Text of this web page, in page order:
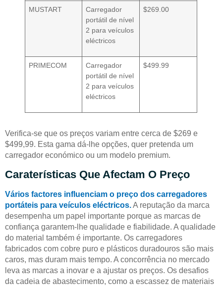
MUSTART
Carregador
portátil de nível
2 para veículos
eléctricos
$269.00
PRIMECOM
Carregador
portátil de nível
2 para veículos
eléctricos
$499.99
Verifica-se que os preços variam entre cerca de $269 e
$499,99. Esta gama dá-lhe opções, quer pretenda um
carregador económico ou um modelo premium.
Caraterísticas Que Afectam O Preço
Vários factores influenciam o preço dos carregadores
portáteis para veículos eléctricos.A reputação da marca
desempenha um papel importante porque as marcas de
confiança garantem-lhe qualidade e fiabilidade. A qualidade
do material também é importante. Os carregadores
fabricados com cobre puro e plásticos duradouros são mais
caros, mas duram mais tempo. A concorrência no mercado
leva as marcas a inovar e a ajustar os preços. Os desafios
da cadeia de abastecimento, como a escassez de materiais